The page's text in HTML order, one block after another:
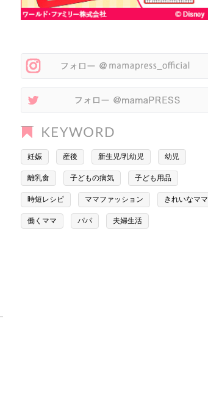
妊娠 産後 新生児/乳幼児 幼児
離乳食 子どもの病気 子ども用品
時短レシピ ママファッション きれいなママ
働くママ パパ 夫婦生活